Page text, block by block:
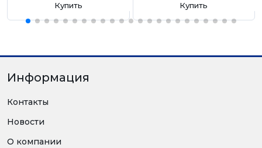
Купить Купить
Информация
Контакты
Новости
О компании